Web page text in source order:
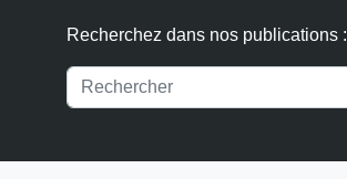
Recherchez dans nos publications :